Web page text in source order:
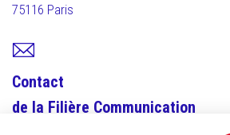
75116 Paris
Contact
de la Filière Communication